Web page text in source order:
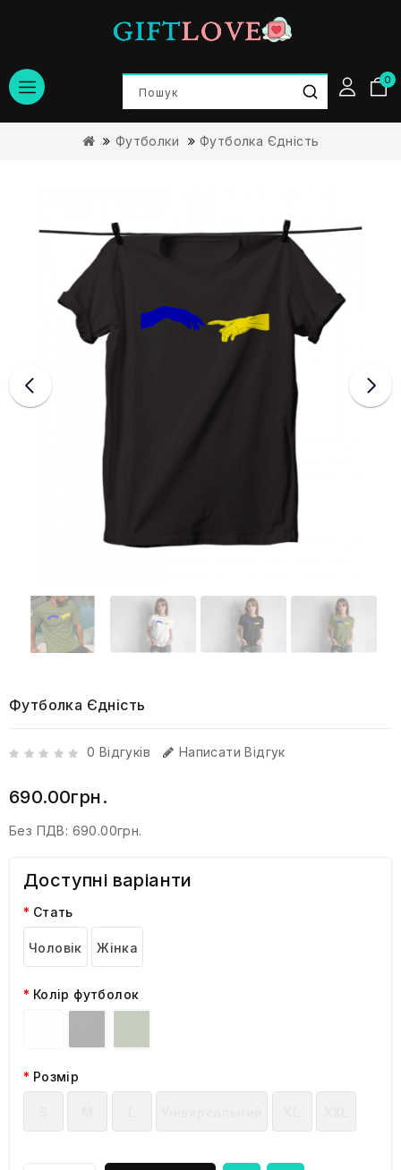
0
Футболки Футболка Єдність
Футболка Єдність
0 Відгуків Написати Відгук
690.00грн.
Без ПДВ: 690.00грн.
Доступні варіанти
Стать
Чоловік Жінка
Колір футболок
Розмір